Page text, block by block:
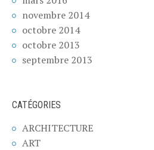
novembre 2014
octobre 2014
octobre 2013
septembre 2013
CATÉGORIES
ARCHITECTURE
ART